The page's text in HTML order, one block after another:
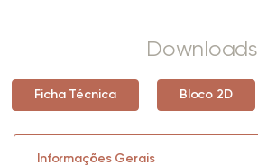
Downloads
Ficha Técnica Bloco 2D
Informações Gerais